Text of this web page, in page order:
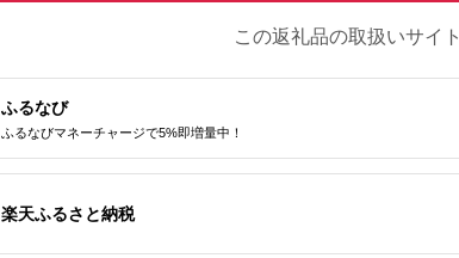
この返礼品の取扱いサイト
ふるなび
ふるなびマネーチャージで5%即増量中！
楽天ふるさと納税